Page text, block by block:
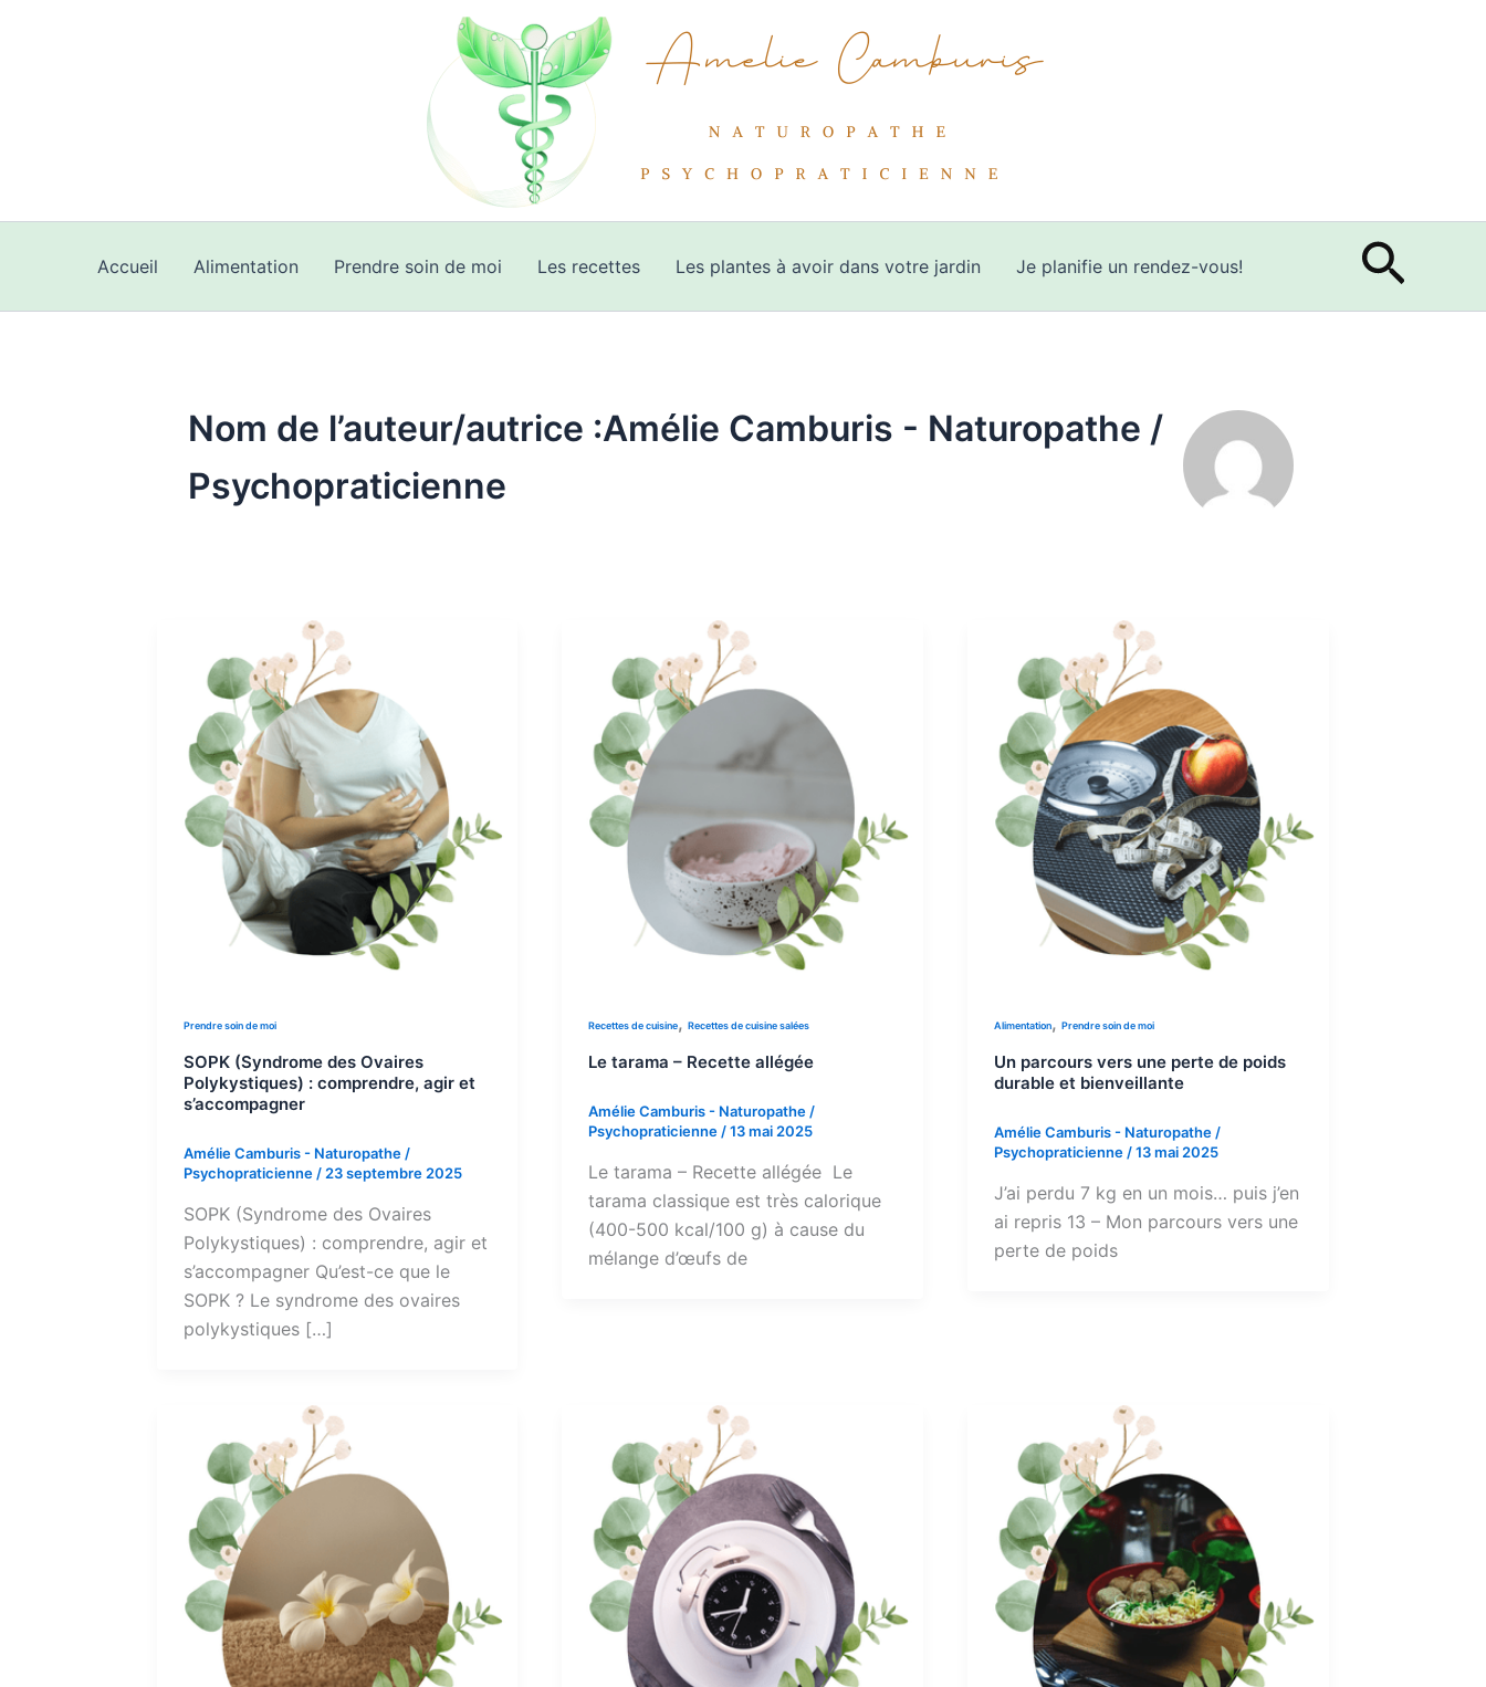
Accueil Alimentation Prendre soin de moi Les recettes Les plantes à avoir dans votre jardin Je planifie un rendez-vous!
Nom de l’auteur/autrice :Amélie Camburis - Naturopathe /
Psychopraticienne
Prendre soin de moi
SOPK (Syndrome des Ovaires
Polykystiques) : comprendre, agir et
s’accompagner
Amélie Camburis - Naturopathe /
Psychopraticienne / 23 septembre 2025
SOPK (Syndrome des Ovaires
Polykystiques) : comprendre, agir et
s’accompagner Qu’est-ce que le
SOPK ? Le syndrome des ovaires
polykystiques […]
Recettes de cuisine,Recettes de cuisine salées
Le tarama – Recette allégée
Amélie Camburis - Naturopathe /
Psychopraticienne /13 mai 2025
Le tarama – Recette allégée Le
tarama classique est très calorique
(400-500 kcal/100 g) à cause du
mélange d’œufs de
Alimentation,Prendre soin de moi
Un parcours vers une perte de poids
durable et bienveillante
Amélie Camburis - Naturopathe /
Psychopraticienne /13 mai 2025
J’ai perdu 7 kg en un mois… puis j’en
ai repris 13 – Mon parcours vers une
perte de poids